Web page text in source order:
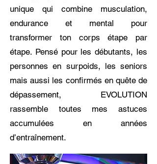
unique qui combine musculation,
endurance et mental pour
transformer ton corps étape par
étape. Pensé pour les débutants, les
personnes en surpoids, les seniors
mais aussi les confirmés en quête de
dépassement, EVOLUTION
rassemble toutes mes astuces
accumulées en années
d’entraînement.